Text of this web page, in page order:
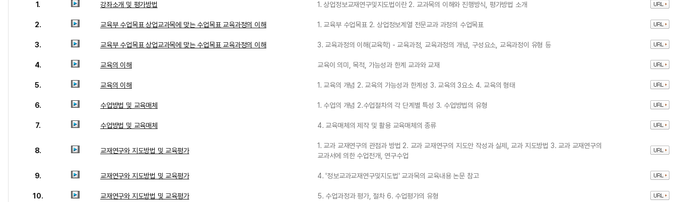
1. 강좌소개 및 평가방법 1. 상업정보교재연구및지도법이란 2. 교과목의 이해와 진행방식, 평가방법 소개
2. 교육부 수업목표 상업교과목에 맞는 수업목표 교육과정의 이해 1. 교육부 수업목표 2. 상업정보계열 전문교과 과정의 수업목표
3. 교육부 수업목표 상업교과목에 맞는 수업목표 교육과정의 이해 3. 교육과정의 이해(교육학) - 교육과정, 교육과정의 개념, 구성요소, 교육과정이 유형 등
4. 교육의 이해 교육이 의미, 목적, 가능성과 한계 교과와 교재
5. 교육의 이해 1. 교육의 개념 2. 교육의 가능성과 한계성 3. 교육의 3요소 4. 교육의 형태
6. 수업방법 및 교육매체 1. 수업의 개념 2.수업절차의 각 단계별 특성 3. 수업방법의 유형
7. 수업방법 및 교육매체 4. 교육매체의 제작 및 활용 교육매체의 종류
8. 교재연구와 지도방법 및 교육평가
1. 교과 교재연구의 관점과 방법 2. 교과 교재연구의 지도안 작성과 실제, 교과 지도방법 3. 교과 교재연구의
교과서에 의한 수업전개, 연구수업
9. 교재연구와 지도방법 및 교육평가 4. '정보교과교재연구및지도법' 교과목의 교육내용 논문 참고
10. 교재연구와 지도방법 및 교육평가 5. 수업과정과 평가, 절차 6. 수업평가의 유형